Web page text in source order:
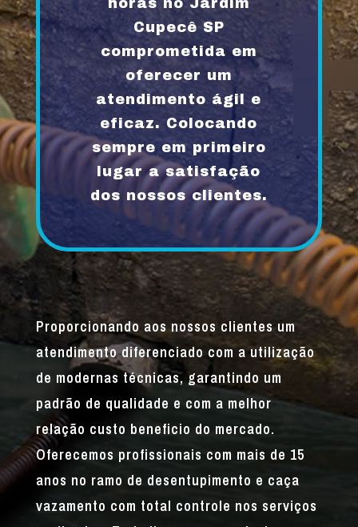
Cupecê SP
comprometida em
oferecer um
atendimento ágil e
eficaz. Colocando
sempre em primeiro
lugar a satisfação
dos nossos clientes.
Proporcionando aos nossos clientes um
atendimento diferenciado com a utilização
de modernas técnicas, garantindo um
padrão de qualidade e com a melhor
relação custo beneficio do mercado.
Oferecemos profissionais com mais de 15
anos no ramo de desentupimento e caça
vazamento com total controle nos serviços